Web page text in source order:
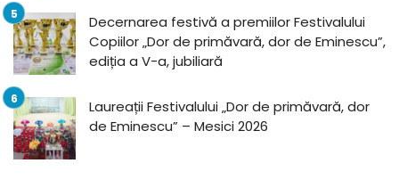
Decernarea festivă a premiilor Festivalului
Copiilor „Dor de primăvară, dor de Eminescu”,
ediția a V-a, jubiliară
Laureații Festivalului „Dor de primăvară, dor
de Eminescu” – Mesici 2026